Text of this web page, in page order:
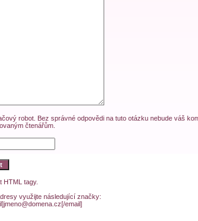
robot. Bez správné odpovědi na tuto otázku nebude váš
čtenářům.
HTML tagy.
využijte následující značky:
email]